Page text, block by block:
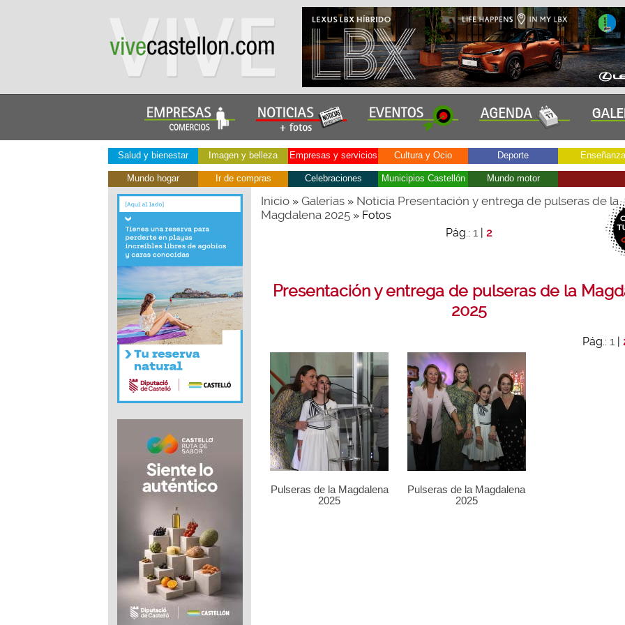
Salud y bienestar Imagen y belleza Empresas y servicios Cultura y Ocio Deporte Enseñanza
Mundo hogar Ir de compras Celebraciones Municipios Castellón Mundo motor
Inicio» Galerías» Noticia Presentación y entrega de pulseras de la
Magdalena 2025» Fotos
Pág.: 1| 2
Presentación y entrega de pulseras de la
2025
Pulseras de la Magdalena
2025
Pulseras de la Magdalena
2025
Pág.: 1|